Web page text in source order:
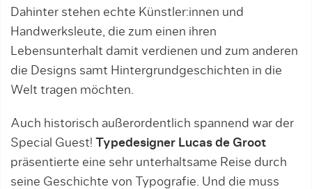
Dahinter stehen echte Künstler:innen und
Handwerksleute, die zum einen ihren
Lebensunterhalt damit verdienen und zum anderen
die Designs samt Hintergrundgeschichten in die
Welt tragen möchten.
Auch historisch außerordentlich spannend war der
Special Guest! Typedesigner Lucas de Groot
präsentierte eine sehr unterhaltsame Reise durch
seine Geschichte von Typografie. Und die muss